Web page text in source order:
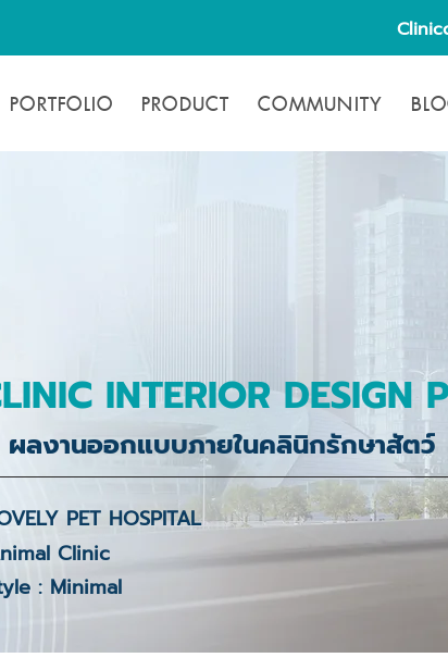
PORTFOLIO PRODUCT COMMUNITY
INTERIOR DESIGN
ผลงานออกแบบภายในคลินิกรักษาสัตว์
PET HOSPITAL
Clinic
: Minimal